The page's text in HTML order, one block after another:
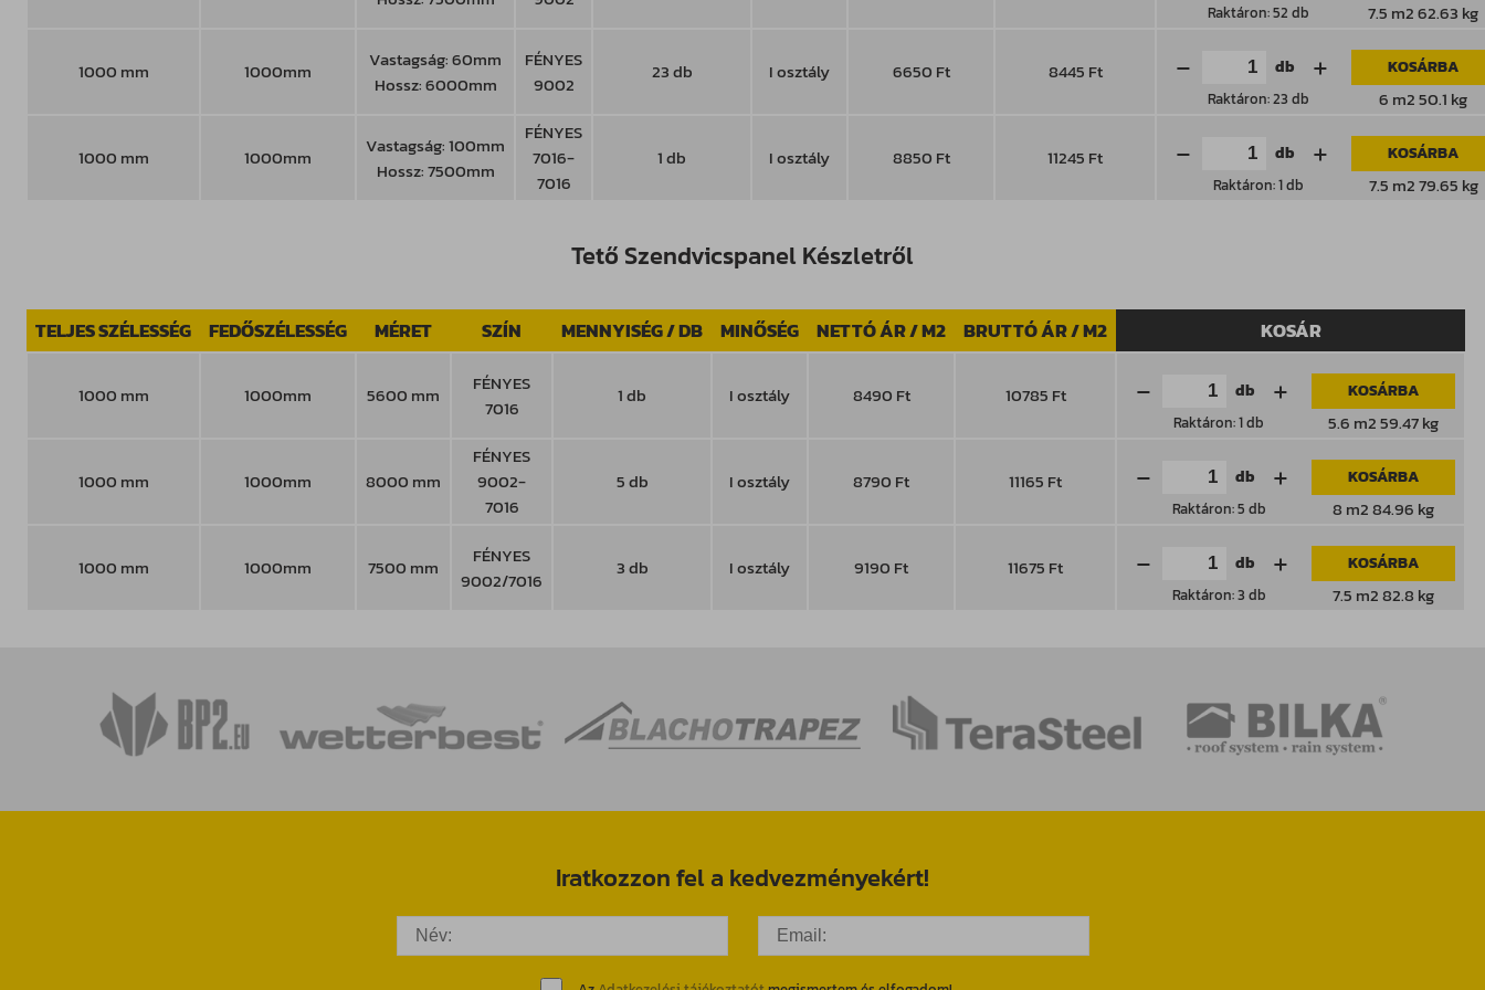
Raktáron: 52 db 7.5 m2 62.63 kg
1000 mm 1000mm
Vastagság: 60mm
Hossz: 6000mm
FÉNYES
9002
23 db I osztály 6650 Ft 8445 Ft db KOSÁRBA
Raktáron: 23 db 6 m2 50.1 kg
1000 mm 1000mm
Vastagság: 100mm
Hossz: 7500mm
FÉNYES
7016-
7016
1 db I osztály 8850 Ft 11245 Ft db KOSÁRBA
Raktáron: 1 db 7.5 m2 79.65 kg
Tető Szendvicspanel Készletről
TELJES SZÉLESSÉG FEDŐSZÉLESSÉG MÉRET SZÍN MENNYISÉG / DB MINŐSÉG NETTÓ ÁR / M2 BRUTTÓ ÁR / M2 KOSÁR
1000 mm 1000mm 5600 mm
FÉNYES
7016
1 db I osztály 8490 Ft 10785 Ft db KOSÁRBA
Raktáron: 1 db 5.6 m2 59.47 kg
1000 mm 1000mm 8000 mm
FÉNYES
9002-
7016
5 db I osztály 8790 Ft 11165 Ft db KOSÁRBA
Raktáron: 5 db 8 m2 84.96 kg
1000 mm 1000mm 7500 mm
FÉNYES
9002/7016
3 db I osztály 9190 Ft 11675 Ft db KOSÁRBA
Raktáron: 3 db 7.5 m2 82.8 kg
Iratkozzon fel a kedvezményekért!